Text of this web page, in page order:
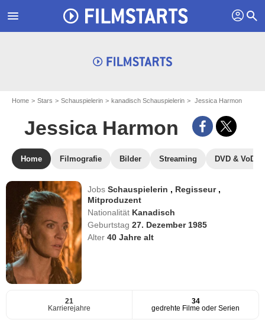
menu profil search
Home Stars Schauspielerin kanadisch Schauspielerin Jessica Harmon
Jessica Harmon
Home Filmografie Bilder Streaming DVD & VoD
JobsSchauspielerin , Regisseur ,
Mitproduzent
Nationalität Kanadisch
Geburtstag27. Dezember 1985
Alter40 Jahre alt
21
Karrierejahre
34
gedrehte Filme oder Serien